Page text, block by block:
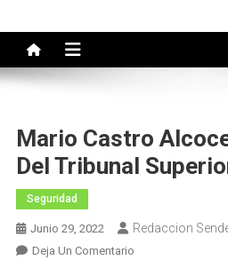
Mario Castro
Del Tribunal
Seguridad
Junio 29, 2022 Redaccion
Deja Un ComentarioEn